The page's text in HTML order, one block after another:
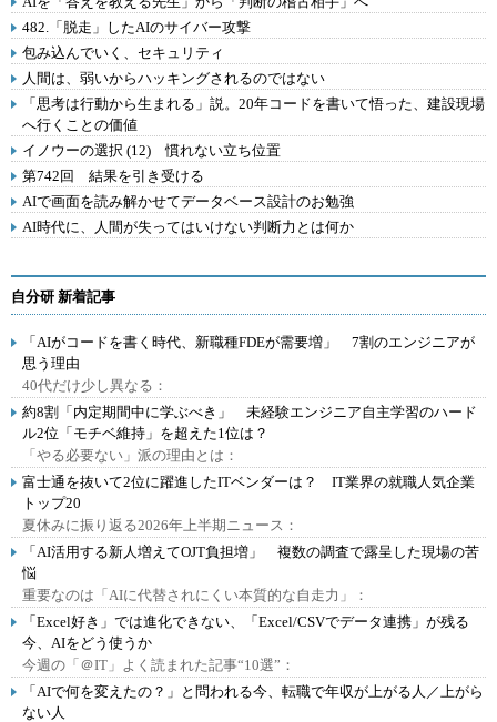
482.「脱走」したAIのサイバー攻撃
包み込んでいく、セキュリティ
人間は、弱いからハッキングされるのではない
「思考は行動から生まれる」説。20年コードを書いて悟った、建設現場
へ行くことの価値
イノウーの選択 (12) 慣れない立ち位置
第742回 結果を引き受ける
AIで画面を読み解かせてデータベース設計のお勉強
AI時代に、人間が失ってはいけない判断力とは何か
自分研 新着記事
「AIがコードを書く時代、新職種FDEが需要増」 7割のエンジニアが
思う理由
40代だけ少し異なる：
約8割「内定期間中に学ぶべき」 未経験エンジニア自主学習のハード
ル2位「モチベ維持」を超えた1位は？
「やる必要ない」派の理由とは：
富士通を抜いて2位に躍進したITベンダーは？ IT業界の就職人気企業
トップ20
夏休みに振り返る2026年上半期ニュース：
「AI活用する新人増えてOJT負担増」 複数の調査で露呈した現場の苦
悩
重要なのは「AIに代替されにくい本質的な自走力」：
「Excel好き」では進化できない、「Excel/CSVでデータ連携」が残る
今、AIをどう使うか
今週の「＠IT」よく読まれた記事“10選”：
「AIで何を変えたの？」と問われる今、転職で年収が上がる人／上がら
ない人